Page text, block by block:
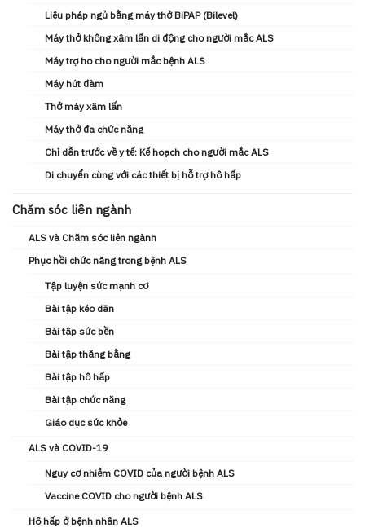
Liệu pháp ngủ bằng máy thở BiPAP (Bilevel)
Máy thở không xâm lấn di động cho người mắc ALS
Máy trợ ho cho người mắc bệnh ALS
Máy hút đàm
Thở máy xâm lấn
Máy thở đa chức năng
Chỉ dẫn trước về y tế: Kế hoạch cho người mắc ALS
Di chuyển cùng với các thiết bị hỗ trợ hô hấp
Chăm sóc liên ngành
ALS và Chăm sóc liên ngành
Phục hồi chức năng trong bệnh ALS
Tập luyện sức mạnh cơ
Bài tập kéo dãn
Bài tập sức bền
Bài tập thăng bằng
Bài tập hô hấp
Bài tập chức năng
Giáo dục sức khỏe
ALS và COVID-19
Nguy cơ nhiễm COVID của người bệnh ALS
Vaccine COVID cho người bệnh ALS
Hô hấp ở bệnh nhân ALS